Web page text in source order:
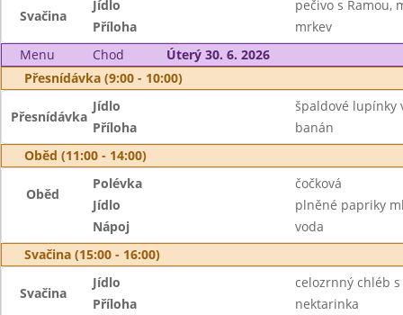
Svačina
Jídlo
pečivo s Ramou,
Příloha
mrkev
Menu
Chod
Úterý 30. 6. 2026
Přesnídávka (9:00 - 10:00)
Přesnídávka
Jídlo
špaldové lupínky
Příloha
banán
Oběd (11:00 - 14:00)
Oběd
Polévka
čočková
Jídlo
plněné papriky
Nápoj
voda
Svačina (15:00 - 16:00)
Svačina
Jídlo
celozrnný chléb
Příloha
nektarinka